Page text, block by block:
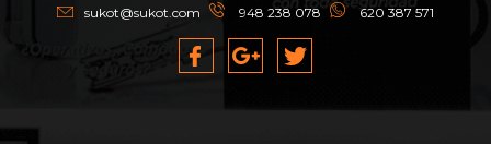
sukot@sukot.com 948 238 078 620 387 571